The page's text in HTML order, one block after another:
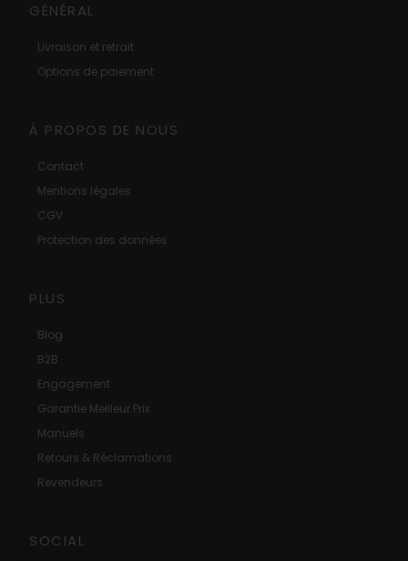
GÉNÉRAL
Livraison et retrait
Options de paiement
À PROPOS DE NOUS
Contact
Mentions légales
CGV
Protection des données
PLUS
Blog
B2B
Engagement
Garantie Meilleur Prix
Manuels
Retours & Réclamations
Revendeurs
SOCIAL